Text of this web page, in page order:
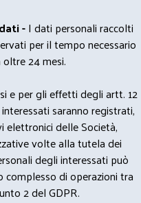
-I dati personali raccolti
per il tempo necessario
24 mesi.
e per gli effetti degli artt. 12
saranno registrati,
delle Società,
volte alla tutela dei
degli interessati può
complesso di operazioni tra
2 del GDPR.